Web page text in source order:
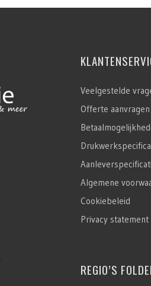
Veelgestelde
Offerte aanvragen
Algemene
Cookiebeleid
Privacy statement
REGIO’S